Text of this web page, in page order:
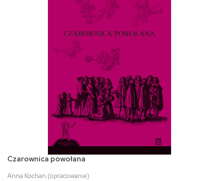
Czarownica powołana
Anna Kochan (opracowanie)